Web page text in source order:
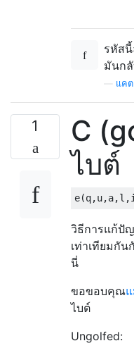
รหัสนี้
มันก
แคต
1 C
ไบต์
e(q,u,a,l ,i
วิธีการแก้ปั
เท่าเทียมกั
นี่
ขอขอบคุณ
ไบต์
Ungolfed: